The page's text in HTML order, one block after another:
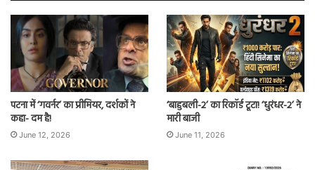
पटना में ‘गवर्नर’ का प्रीमियर, दर्शकों ने
कहा- दम है!
June 12, 2026
‘बाहुबली-2’ का रिकॉर्ड टूटा! ‘धुरंधर-2’ ने
मारी बाजी
June 11, 2026